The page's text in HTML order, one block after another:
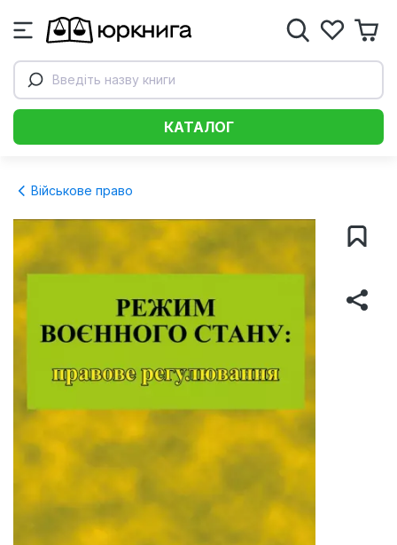
Введіть назву книги
КАТАЛОГ
Військове право